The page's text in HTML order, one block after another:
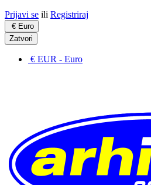
Prijavi se ili Registriraj
€ Euro
Zatvori
€ EUR - Euro